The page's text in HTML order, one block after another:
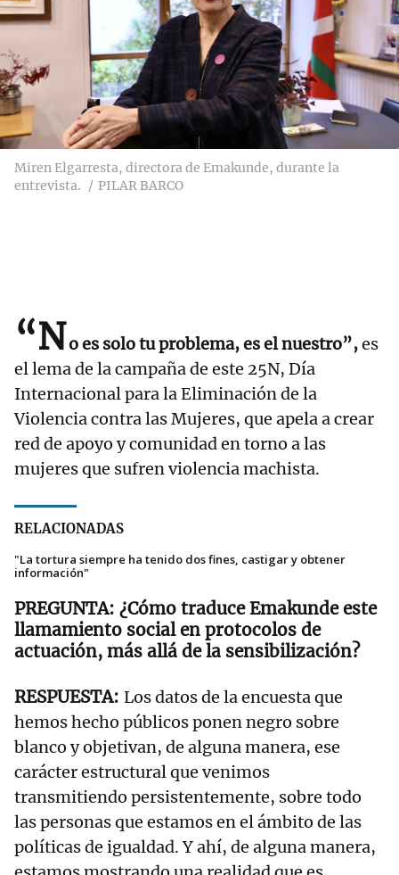
Miren Elgarresta, directora de Emakunde, durante la
entrevista.
PILAR BARCO
“No es solo tu problema, es el nuestro”,es
el lema de la campaña de este 25N, Día
Internacional para la Eliminación de la
Violencia contra las Mujeres, que apela a crear
red de apoyo y comunidad en torno a las
mujeres que sufren violencia machista.
RELACIONADAS
"La tortura siempre ha tenido dos fines, castigar y obtener
información"
¿Cómo traduce Emakunde este
llamamiento social en protocolos de
actuación, más allá de la sensibilización?
Los datos de la encuesta que
hemos hecho públicos ponen negro sobre
blanco y objetivan, de alguna manera, ese
carácter estructural que venimos
transmitiendo persistentemente, sobre todo
las personas que estamos en el ámbito de las
políticas de igualdad. Y ahí, de alguna manera,